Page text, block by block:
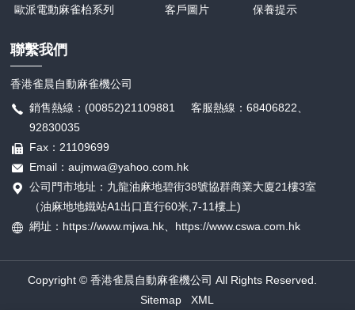
歐派電動麻雀枱系列
客戶圖片
保養提示
聯繫我們
香港雀晨自動麻雀機公司
銷售熱線：(00852)21109881 客服熱線：68406822、
92830035
Fax：21109699
Email：aujmwa@yahoo.com.hk
公司門市地址：九龍油麻地碧街38號協群商業大廈21樓3室
（油麻地地鐵站A1出口直行60米,7-11樓上)
網址：https://www.mjwa.hk、 https://www.cswa.com.hk
Copyright © 香港雀晨自動麻雀機公司 All Rights Reserved.
Sitemap
XML